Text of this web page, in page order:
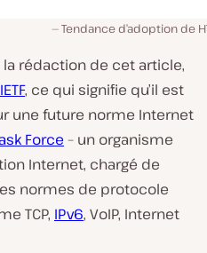
Tendance d’adoption de
rédaction de cet article,
IETF, ce qui signifie qu’il est
une future norme Internet
Force – un organisme
Internet, chargé de
normes de protocole
TCP, IPv6, VoIP, Internet